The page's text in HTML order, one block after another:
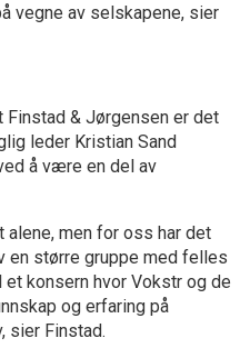
vegne av selskapene, sier
Finstad & Jørgensen er det
leder Kristian Sand
å være en del av
men for oss har det
en større gruppe med felles
et konsern hvor Vokstr og de
og erfaring på
sier Finstad.